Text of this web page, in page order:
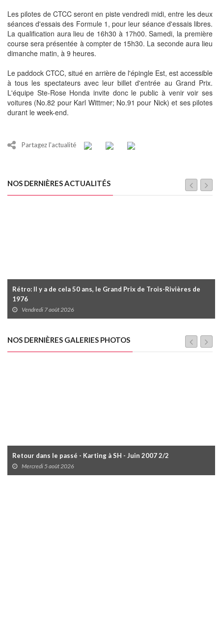
Les pilotes de CTCC seront en piste vendredi midi, entre les deux
séances d'essais des Formule 1, pour leur séance d'essais libres.
La qualification aura lieu de 16h30 à 17h00. Samedi, la première
course sera présentée à compter de 15h30. La seconde aura lieu
dimanche matin, à 9 heures.
Le paddock CTCC, situé en arrière de l'épingle Est, est accessible
à tous les spectateurs avec leur billet d'entrée au Grand Prix.
L'équipe Ste-Rose Honda invite donc le public à venir voir ses
voitures (No.82 pour Karl Wittmer; No.91 pour Nick) et ses pilotes
durant le week-end.
Partagez l'actualité
NOS DERNIÈRES ACTUALITÉS
Rétro: Il y a de cela 50 ans, le Grand Prix de Trois-Rivières de
1976
Vendredi 7 août 2026
NOS DERNIÈRES GALERIES PHOTOS
Retour dans le passé - Karting à SH - Juin 2007 2/2
Mercredi 5 août 2026